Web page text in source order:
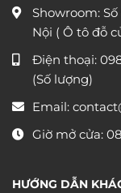
Showroom:
Nội ( Ô tô đỗ
Điện thoại:
(Số lượng)
Email:
Giờ mở cửa:
HƯỚNG DẪN